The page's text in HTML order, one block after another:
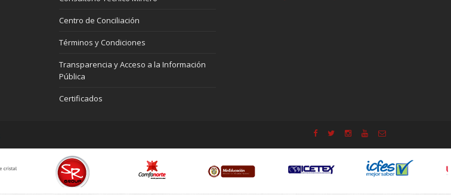
Centro de Conciliación
Términos y Condiciones
Transparencia y Acceso a la Información
Pública
Certificados